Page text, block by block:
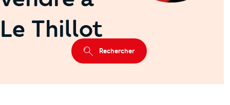
Le Thillot
Rechercher